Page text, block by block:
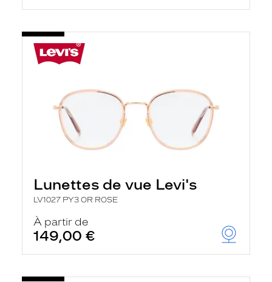
Lunettes de vue Levi's
LV1027 PY3 OR ROSE
À partir de
149,00 €